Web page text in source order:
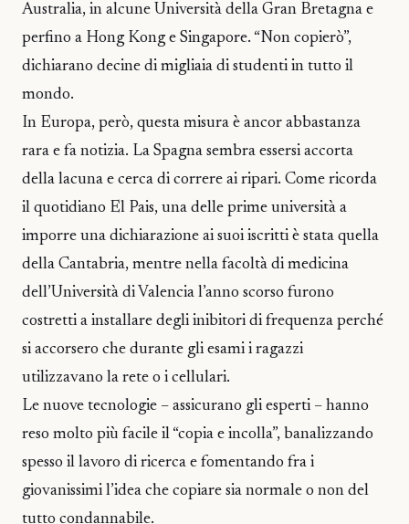
Australia, in alcune Università della Gran Bretagna e
perfino a Hong Kong e Singapore. “Non copierò”,
dichiarano decine di migliaia di studenti in tutto il
mondo.
In Europa, però, questa misura è ancor abbastanza
rara e fa notizia. La Spagna sembra essersi accorta
della lacuna e cerca di correre ai ripari. Come ricorda
il quotidiano El Pais, una delle prime università a
imporre una dichiarazione ai suoi iscritti è stata quella
della Cantabria, mentre nella facoltà di medicina
dell’Università di Valencia l’anno scorso furono
costretti a installare degli inibitori di frequenza perché
si accorsero che durante gli esami i ragazzi
utilizzavano la rete o i cellulari.
Le nuove tecnologie – assicurano gli esperti – hanno
reso molto più facile il “copia e incolla”, banalizzando
spesso il lavoro di ricerca e fomentando fra i
giovanissimi l’idea che copiare sia normale o non del
tutto condannabile.